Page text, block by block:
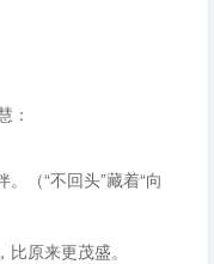
：
（“不回头”藏着“向
原来更茂盛。